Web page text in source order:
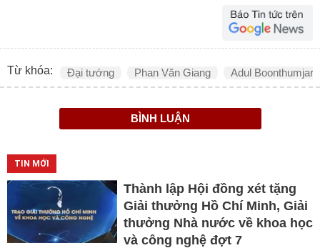
Từ khóa: Đại tướng Phan Văn Giang Adul
BÌNH LUẬN
TIN MỚI
Thành lập Hội đồng xét tặng
Giải thưởng Hồ Chí Minh, Giải
thưởng Nhà nước về khoa học
và công nghệ đợt 7